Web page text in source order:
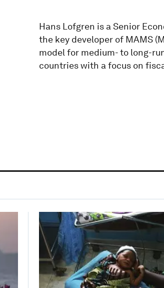
Hans Lofgren is a Senior
the key developer of MAMS
model for medium- to long-
countries with a focus on